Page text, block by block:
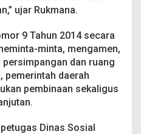
ujar Rukmana.
9 Tahun 2014 secara
minta, mengamen,
dan ruang
pemerintah daerah
pembinaan sekaligus
Dinas Sosial